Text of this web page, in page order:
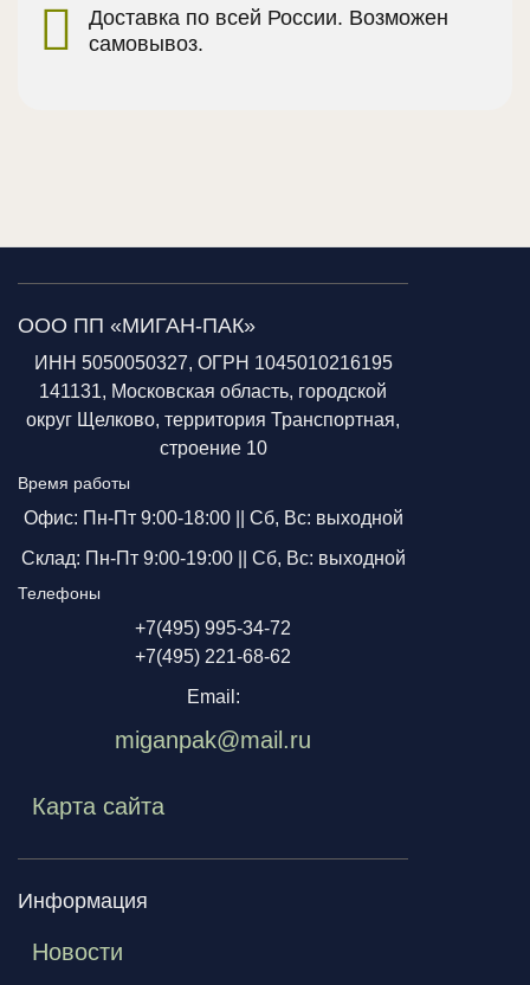
Доставка по всей России. Возможен
самовывоз.
ООО ПП «МИГАН-ПАК»
ИНН 5050050327, ОГРН 1045010216195
141131, Московская область, городской
округ Щелково, территория Транспортная,
строение 10
Время работы
Офис: Пн-Пт 9:00-18:00 || Сб, Вс: выходной
Склад: Пн-Пт 9:00-19:00 || Сб, Вс: выходной
Телефоны
+7(495) 995-34-72
+7(495) 221-68-62
Email:
miganpak@mail.ru
Карта сайта
Информация
Новости